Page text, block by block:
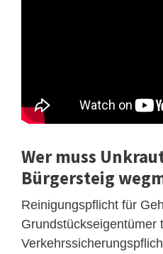
Wer muss
Bürgersteig
Reinigungspflicht für
Grundstückseigentümer